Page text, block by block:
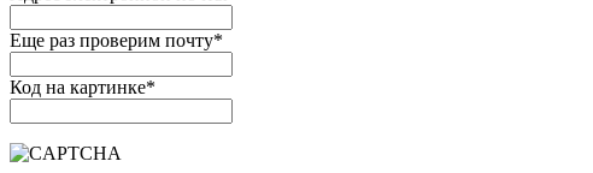
Еще раз проверим почту*
Код на картинке*